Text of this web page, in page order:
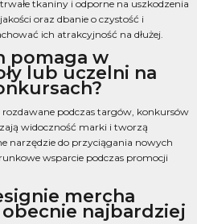
tkaniny i odporne na uszkodzenia
oraz dbanie o czystość i
ich atrakcyjność na dłużej.
pomaga w
lub uczelni na
rozdawane podczas targów, konkursów
widoczność marki i tworzą
narzędzie do przyciągania nowych
wsparcie podczas promocji
mercha
najbardziej